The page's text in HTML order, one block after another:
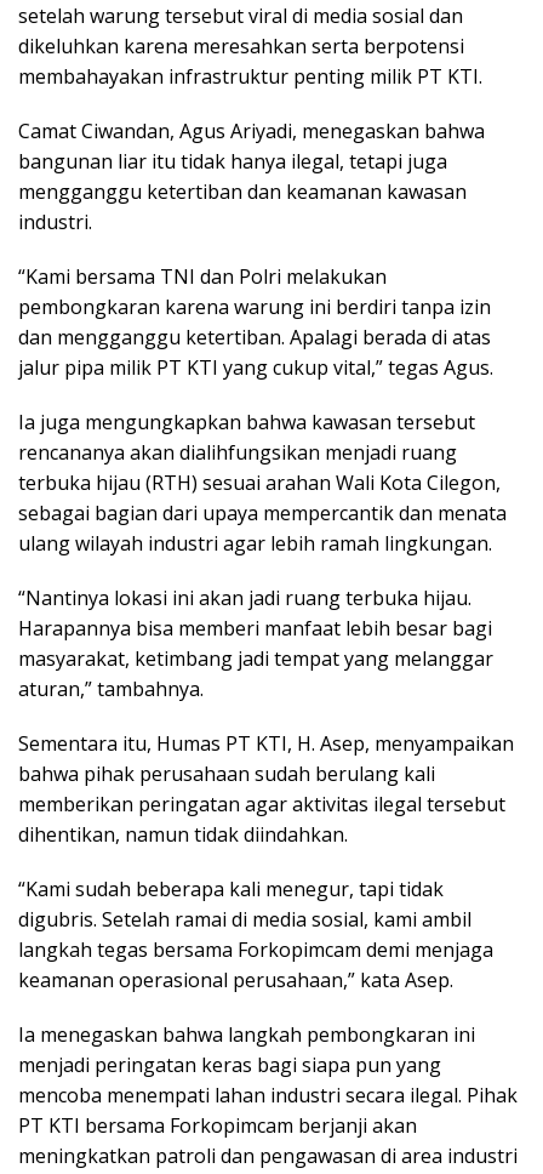
setelah warung tersebut viral di media sosial dan
dikeluhkan karena meresahkan serta berpotensi
membahayakan infrastruktur penting milik PT KTI.
Camat Ciwandan, Agus Ariyadi, menegaskan bahwa
bangunan liar itu tidak hanya ilegal, tetapi juga
mengganggu ketertiban dan keamanan kawasan
industri.
“Kami bersama TNI dan Polri melakukan
pembongkaran karena warung ini berdiri tanpa izin
dan mengganggu ketertiban. Apalagi berada di atas
jalur pipa milik PT KTI yang cukup vital,” tegas Agus.
Ia juga mengungkapkan bahwa kawasan tersebut
rencananya akan dialihfungsikan menjadi ruang
terbuka hijau (RTH) sesuai arahan Wali Kota Cilegon,
sebagai bagian dari upaya mempercantik dan menata
ulang wilayah industri agar lebih ramah lingkungan.
“Nantinya lokasi ini akan jadi ruang terbuka hijau.
Harapannya bisa memberi manfaat lebih besar bagi
masyarakat, ketimbang jadi tempat yang melanggar
aturan,” tambahnya.
Sementara itu, Humas PT KTI, H. Asep, menyampaikan
bahwa pihak perusahaan sudah berulang kali
memberikan peringatan agar aktivitas ilegal tersebut
dihentikan, namun tidak diindahkan.
“Kami sudah beberapa kali menegur, tapi tidak
digubris. Setelah ramai di media sosial, kami ambil
langkah tegas bersama Forkopimcam demi menjaga
keamanan operasional perusahaan,” kata Asep.
Ia menegaskan bahwa langkah pembongkaran ini
menjadi peringatan keras bagi siapa pun yang
mencoba menempati lahan industri secara ilegal. Pihak
PT KTI bersama Forkopimcam berjanji akan
meningkatkan patroli dan pengawasan di area industri